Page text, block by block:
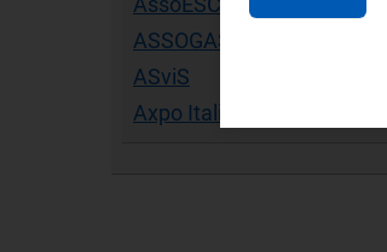
ASSOGAS
ASviS
Axpo Italia